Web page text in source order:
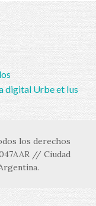
digital Urbe et Ius
los derechos
// Ciudad